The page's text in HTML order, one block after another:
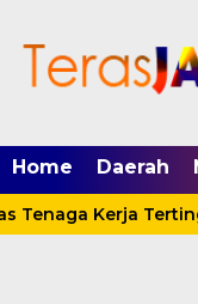
Home Daerah
Kerja